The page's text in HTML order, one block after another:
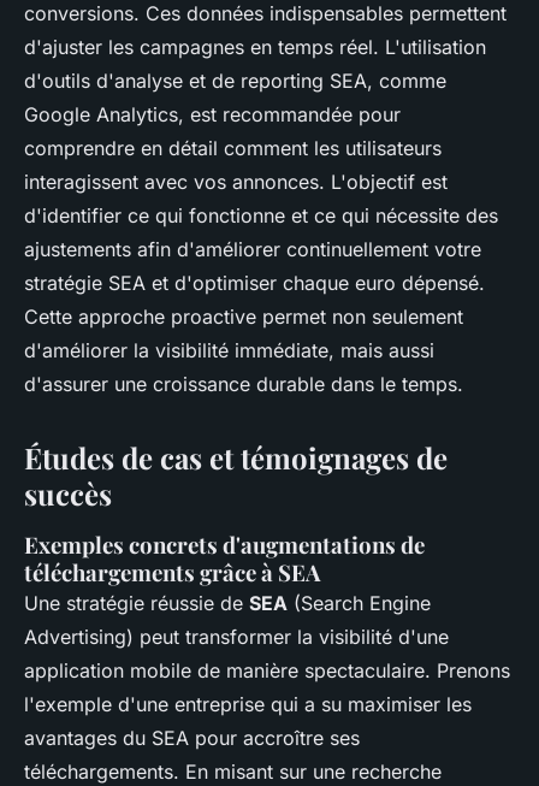
conversions. Ces données indispensables permettent
d'ajuster les campagnes en temps réel. L'utilisation
d'outils d'analyse et de reporting SEA, comme
Google Analytics, est recommandée pour
comprendre en détail comment les utilisateurs
interagissent avec vos annonces. L'objectif est
d'identifier ce qui fonctionne et ce qui nécessite des
ajustements afin d'améliorer continuellement votre
stratégie SEA et d'optimiser chaque euro dépensé.
Cette approche proactive permet non seulement
d'améliorer la visibilité immédiate, mais aussi
d'assurer une croissance durable dans le temps.
Études de cas et témoignages de
succès
Exemples concrets d'augmentations de
téléchargements grâce à SEA
Une stratégie réussie de SEA (Search Engine
Advertising) peut transformer la visibilité d'une
application mobile de manière spectaculaire. Prenons
l'exemple d'une entreprise qui a su maximiser les
avantages du SEA pour accroître ses
téléchargements. En misant sur une recherche